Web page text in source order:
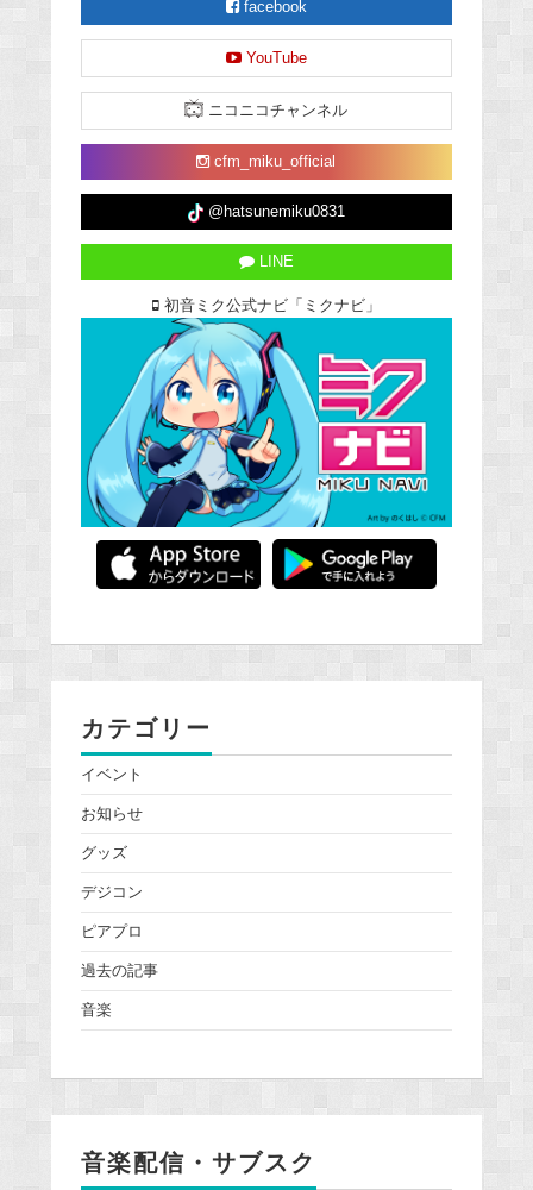
facebook
YouTube
ニコニコチャンネル
cfm_miku_official
@hatsunemiku0831
LINE
初音ミク公式ナビ「ミクナビ」
カテゴリー
イベント
お知らせ
グッズ
デジコン
ピアプロ
過去の記事
音楽
音楽配信・サブスク